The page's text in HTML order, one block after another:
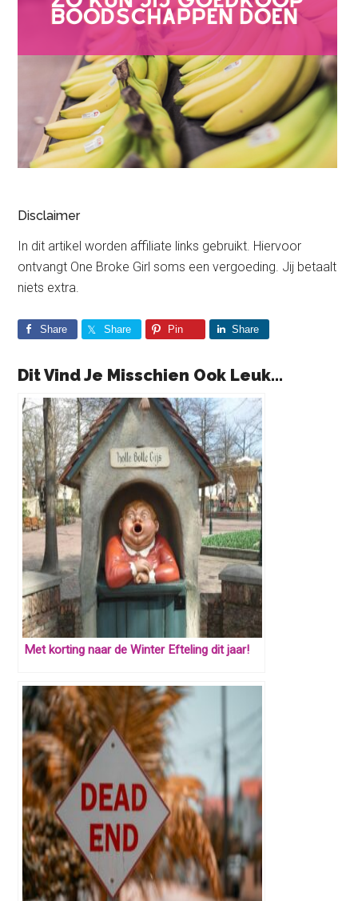
Disclaimer
In dit artikel worden affiliate links gebruikt. Hiervoor
ontvangt One Broke Girl soms een vergoeding. Jij betaalt
niets extra.
Share Share Pin Share
Dit Vind Je Misschien Ook Leuk...
Met korting naar de Winter Efteling dit jaar!